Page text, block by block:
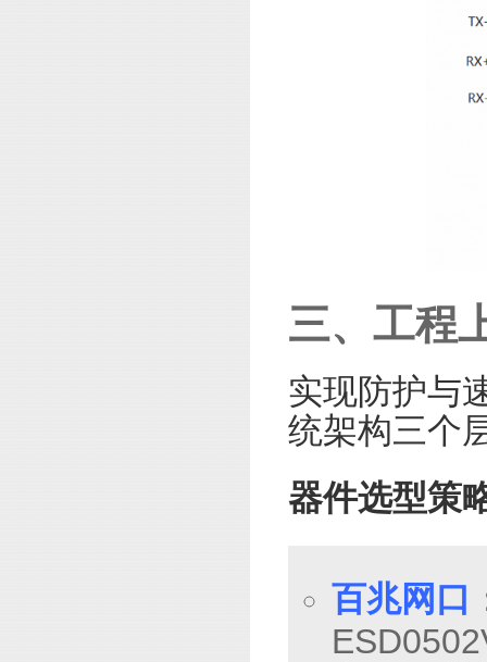
三、工程
实现防护与
统架构三个
器件选型策
百兆网口